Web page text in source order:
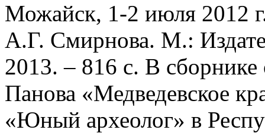
Можайск, 1-2 июля 2012
А.Г. Смирнова. М.:
2013. – 816 с. В
Панова «Медведевское
«Юный археолог» в